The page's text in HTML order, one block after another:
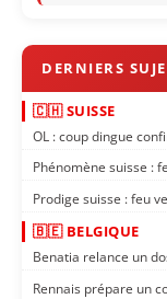
🇨🇭 SUISSE
OL : coup dingue
Phénomène suisse :
Prodige suisse : feu
🇧🇪 BELGIQUE
Benatia relance un
Rennais prépare un